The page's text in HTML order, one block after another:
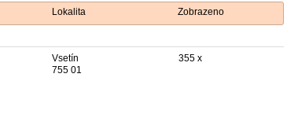
Lokalita Zobrazeno
Vsetín
755 01
355 x